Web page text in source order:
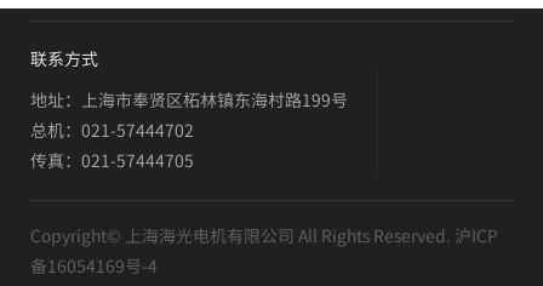
联系方式
地址：上海市奉贤区柘林镇东海村路199号
总机：021-57444702
传真：021-57444705
Copyright© 上海海光电机有限公司 All Rights Reserved. 沪ICP
备16054169号-4